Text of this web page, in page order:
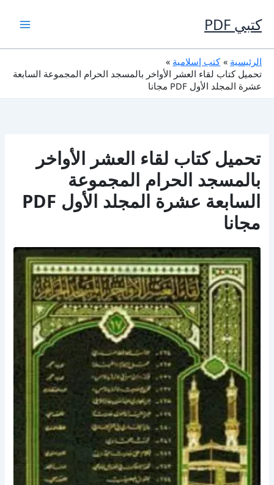
إلى
المحتوى
كتبي PDF
الرئيسية
كتب إسلامية
تحميل كتاب لقاء العشر الأواخر بالمسجد الحرام المجموعة السابعة
عشرة المجلد الأول PDF مجانا
تحميل كتاب لقاء العشر الأواخر
بالمسجد الحرام المجموعة
السابعة عشرة المجلد الأول PDF
مجانا